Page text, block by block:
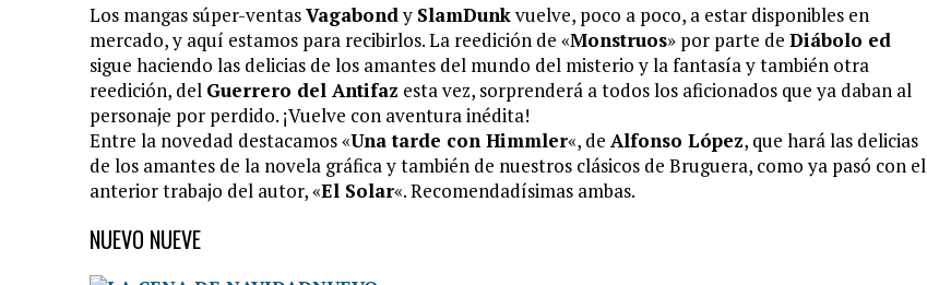
Los mangas súper-ventasVagabondy SlamDunkvuelve, poco a poco, a estar disponibles en
mercado, y aquí estamos para recibirlos. La reedición de «Monstruos» por parte de Diábolo ed
sigue haciendo las delicias de los amantes del mundo del misterio y la fantasía y también otra
reedición, del Guerrero del Antifaz esta vez, sorprenderá a todos los aficionados que ya daban al
personaje por perdido. ¡Vuelve con aventura inédita!
Entre la novedad destacamos «Una tarde con Himmler«, de Alfonso López, que hará las delicias
de los amantes de la novela gráfica y también de nuestros clásicos de Bruguera, como ya pasó con el
anterior trabajo del autor, «El Solar«. Recomendadísimas ambas.
NUEVO NUEVE